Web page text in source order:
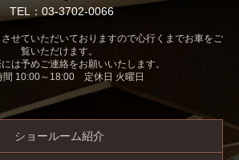
TEL：03-3702-0066
せていただいておりますので心行くまでお車をご
覧いただけます。
は予めご連絡をお願いいたします。
間 10:00～18:00 定休日 火曜日
ショールーム紹介